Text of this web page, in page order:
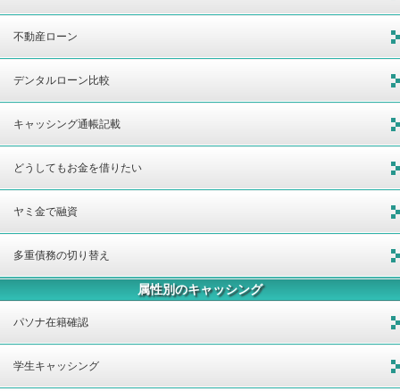
不動産ローン
デンタルローン比較
キャッシング通帳記載
どうしてもお金を借りたい
ヤミ金で融資
多重債務の切り替え
属性別のキャッシング
パソナ在籍確認
学生キャッシング